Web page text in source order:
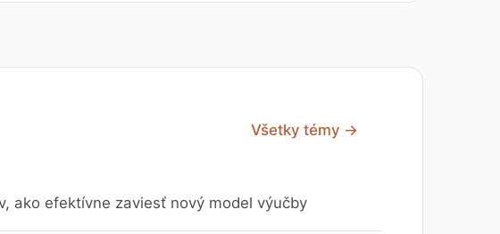
Všetky témy →
ako efektívne zaviesť nový model výučby